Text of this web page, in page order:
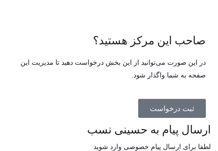
صاحب این مرکز هستید؟
در این صورت می‌توانید از این بخش درخواست دهید تا مدیریت این
صفحه به شما واگذار شود.
ثبت درخواست
ارسال پیام به حسینی نسب
لطفا برای ارسال پیام خصوصی وارد شوید